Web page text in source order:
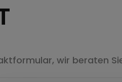
wir beraten